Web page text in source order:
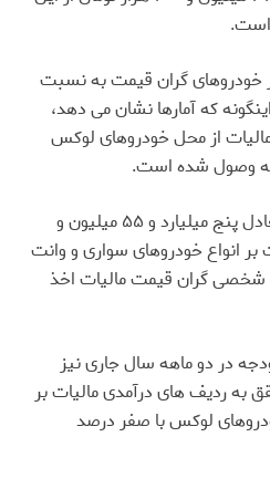
است.
خودروهای گران قیمت به نسبت
که آمارها نشان می دهد،
تومان مالیات از محل خودروهای لوکس
وصول شده است.
در دو ماهه سال جاری نیز، معادل پنج میلیارد و ۵۵ میلیون و
بر انواع خودروهای سواری و وانت
شخصی گران قیمت مالیات اخذ
در دو ماهه سال جاری نیز
به ردیف های درآمدی مالیات بر
لوکس با صفر درصد